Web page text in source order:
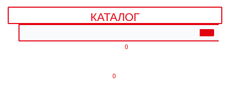
ДЕТСКИЕ ТОВАРЫ
КАТАЛОГ
0
0